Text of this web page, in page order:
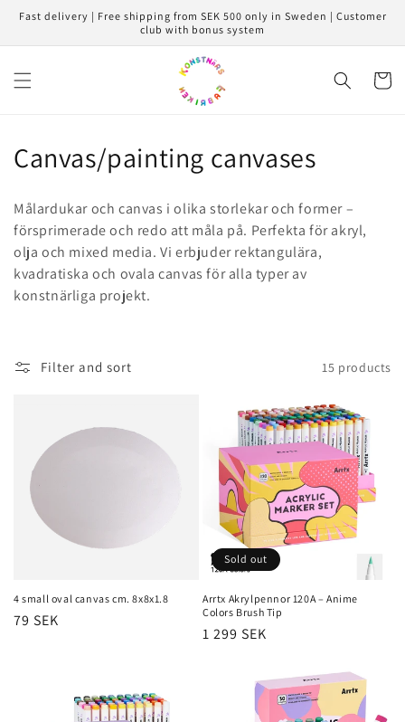
Skip to
Fast delivery | Free shipping from SEK 500 only in Sweden | Customer
club with bonus system
Cart
C
l
l
e
t
Canvas/painting canvases
Målardukar och canvas i olika storlekar och former –
försprimerade och redo att måla på. Perfekta för akryl,
olja och mixed media. Vi erbjuder rektangulära,
kvadratiska och ovala canvas för alla typer av
konstnärliga projekt.
Filter and sort 15 products
4 small oval canvas cm. 8x8x1.8
Regular
79 SEK
Sold out
Arrtx Akrylpennor 120A – Anime
Colors Brush Tip
Regular
1 299 SEK